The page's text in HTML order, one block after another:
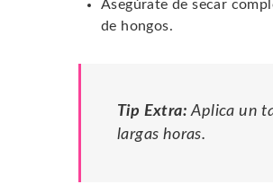
Asegúrate de secar
de hongos.
Tip Extra: Aplica un
largas horas.